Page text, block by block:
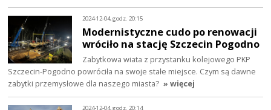
2024-12-04, godz. 20:15
Modernistyczne cudo po renowacji
wróciło na stację Szczecin Pogodno
Zabytkowa wiata z przystanku kolejowego PKP
Szczecin-Pogodno powróciła na swoje stałe miejsce. Czym są dawne
zabytki przemysłowe dla naszego miasta? » więcej
2024-12-04, godz. 20:14